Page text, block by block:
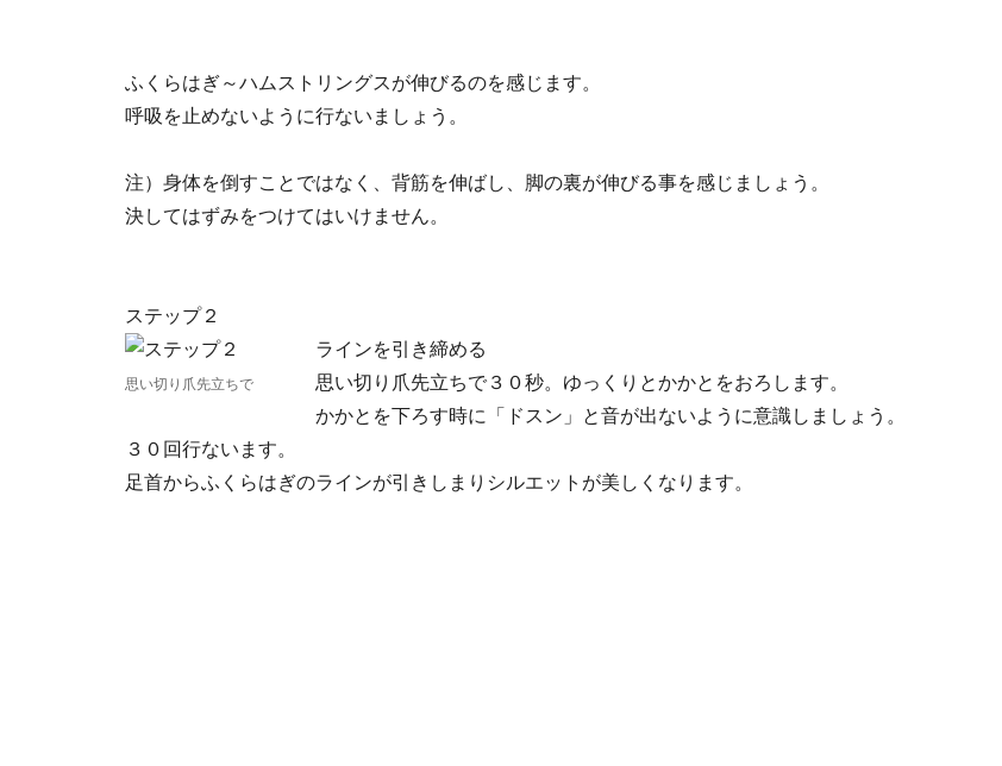
ふくらはぎ～ハムストリングスが伸びるのを感じます。
呼吸を止めないように行ないましょう。
注）身体を倒すことではなく、背筋を伸ばし、脚の裏が伸びる事を感じましょう。
決してはずみをつけてはいけません。
ステップ２
ラインを引き締める
思い切り爪先立ちで
思い切り爪先立ちで３０秒。ゆっくりとかかとをおろします。
かかとを下ろす時に「ドスン」と音が出ないように意識しましょう。
３０回行ないます。
足首からふくらはぎのラインが引きしまりシルエットが美しくなります。